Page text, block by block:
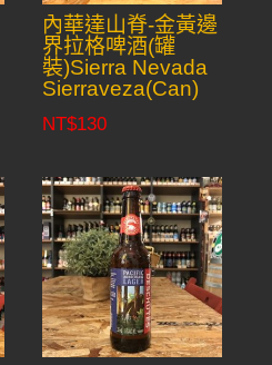
內華達山脊-金黃邊
界拉格啤酒(罐
裝)Sierra Nevada
Sierraveza(Can)
NT$130